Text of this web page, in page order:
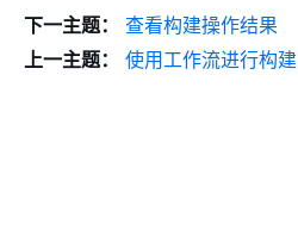
下一主题：
查看构建操作结果
上一主题：
使用工作流进行构建